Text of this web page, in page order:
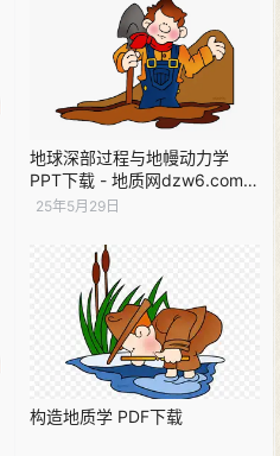
地球深部过程与地幔动力学
PPT下载 - 地质网dzw6.com教
学课件
25年5月29日
构造地质学 PDF下载